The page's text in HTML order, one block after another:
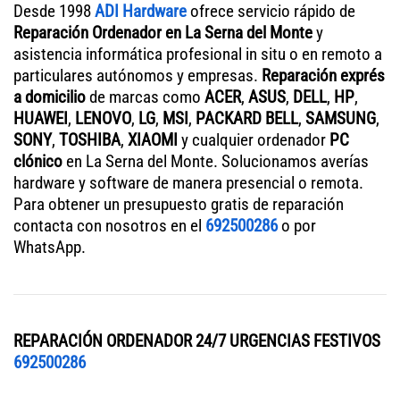
Desde 1998ADI Hardwareofrece servicio rápido de
Reparación Ordenador en La Serna del Montey
asistencia informática profesional in situ o en remoto a
particulares autónomos y empresas. Reparación exprés
a domiciliode marcas como ACER, ASUS, DELL, HP,
HUAWEI, LENOVO, LG, MSI, PACKARD BELL, SAMSUNG,
SONY, TOSHIBA, XIAOMI y cualquier ordenador PC
clónico en La Serna del Monte. Solucionamos averías
hardware y software de manera presencial o remota.
Para obtener un presupuesto gratis de reparación
contacta con nosotros en el 692500286o por
WhatsApp.
REPARACIÓN ORDENADOR 24/7 URGENCIAS FESTIVOS
692500286